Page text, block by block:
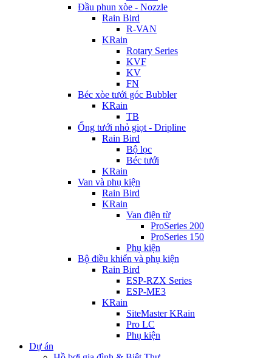
Đầu phun xòe - Nozzle
Rain Bird
R-VAN
KRain
Rotary Series
KVF
KV
FN
Béc xòe tưới góc Bubbler
KRain
TB
Ống tưới nhỏ giọt - Dripline
Rain Bird
Bộ lọc
Béc tưới
KRain
Van và phụ kiện
Rain Bird
KRain
Van điện từ
ProSeries 200
ProSeries 150
Phụ kiện
Bộ điều khiển và phụ kiện
Rain Bird
ESP-RZX Series
ESP-ME3
KRain
SiteMaster KRain
Pro LC
Phụ kiện
Dự án